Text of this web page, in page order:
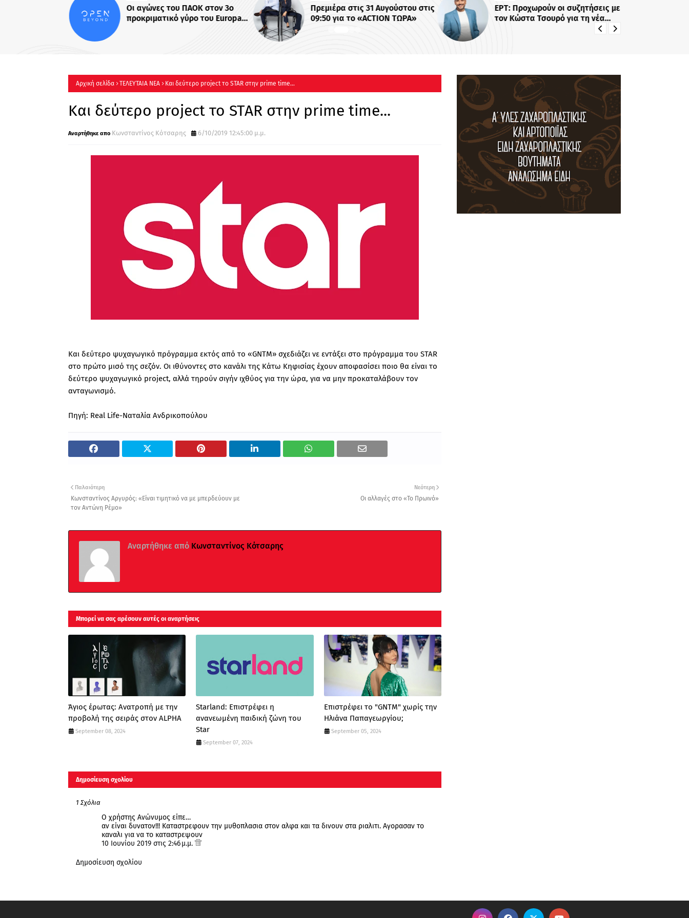
Οι αγώνες του ΠΑΟΚ στον 3ο
προκριματικό γύρο του Europa
Πρεμιέρα στις 31 Αυγούστου στις
09:50 για το «ACTION ΤΩΡΑ»
ΕΡΤ: Προχωρούν οι συζητήσεις με
τον Κώστα Τσουρό για τη νέα
Αρχική σελίδα ΤΕΛΕΥΤΑΙΑ ΝΕΑ Και δεύτερο project το STAR στην prime time...
Και δεύτερο project το STAR στην prime time...
Κωνσταντίνος Κότσαρης 6/10/2019 12:45:00 μ.μ.
Και δεύτερο ψυχαγωγικό πρόγραμμα εκτός από το «GNTM» σχεδιάζει νε εντάξει στο πρόγραμμα του STAR
στο πρώτο μισό της σεζόν. Οι ιθύνοντες στο κανάλι της Κάτω Κηφισίας έχουν αποφασίσει ποιο θα είναι το
δεύτερο ψυχαγωγικό project, αλλά τηρούν σιγήν ιχθύος για την ώρα, για να μην προκαταλάβουν τον
ανταγωνισμό.
Πηγή: Real Life-Ναταλία Ανδρικοπούλου
Νεότερη
Οι αλλαγές στο «Το Πρωινό»
Παλαιότερη
Κωνσταντίνος Αργυρός: «Είναι τιμητικό να με μπερδεύουν με
τον Αντώνη Ρέμο»
Αναρτήθηκε από Κωνσταντίνος Κότσαρης
Μπορεί να σας αρέσουν αυτές οι αναρτήσεις
Άγιος έρωτας: Ανατροπή με την
προβολή της σειράς στον ALPHA
September 08, 2024
Starland: Επιστρέφει η
ανανεωμένη παιδική ζώνη του
Star
September 07, 2024
Επιστρέφει το "GNTM" χωρίς την
Ηλιάνα Παπαγεωργίου;
September 05, 2024
Δημοσίευση σχολίου
1 Σχόλια
Ο χρήστης Ανώνυμος είπε…
αν είναι δυνατον!!! Καταστρεφουν την μυθοπλασια στον αλφα και τα δινουν στα ριαλιτι. Αγορασαν το
καναλι για να το καταστρεψουν
10 Ιουνίου 2019 στις 2:46 μ.μ.
Δημοσίευση σχολίου